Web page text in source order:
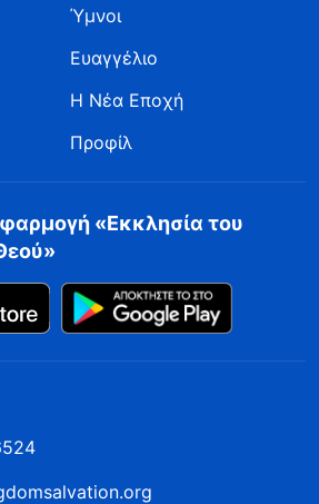
Ύμνοι
Ευαγγέλιο
Η Νέα Εποχή
Προφίλ
«Εκκλησία του